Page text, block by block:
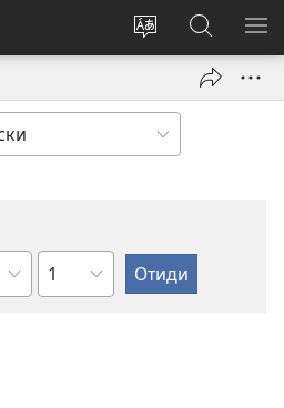
Смени
сайта
Влез
(отваря
прозорец)
Търсене
в
JW.ORG
Глава